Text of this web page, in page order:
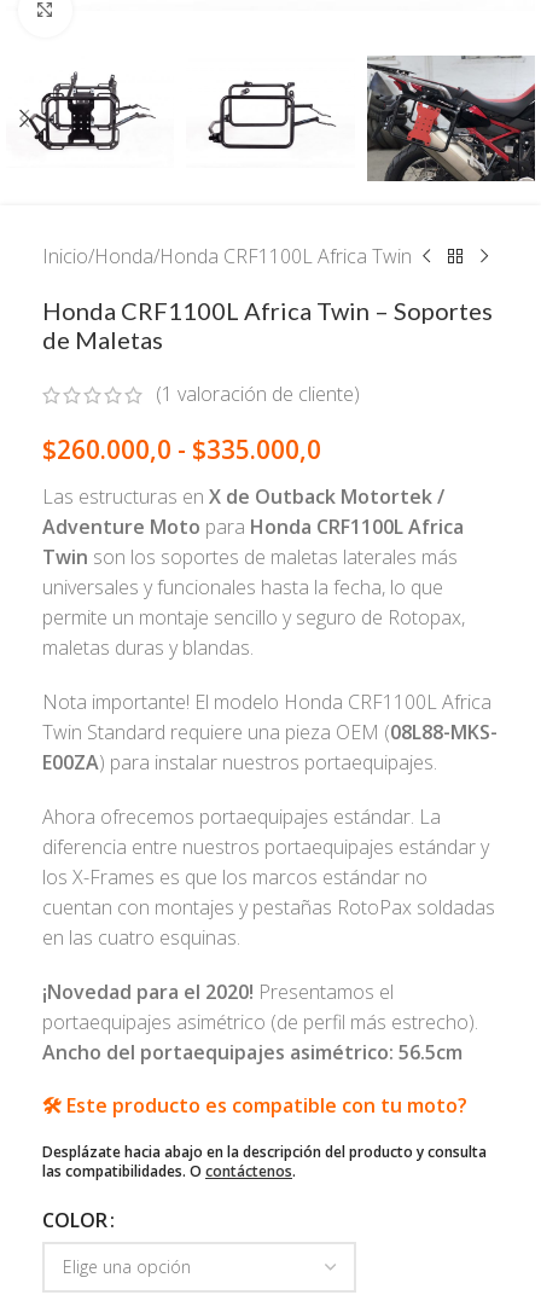
Inicio/Honda/Honda CRF1100L Africa Twin
Honda CRF1100L Africa Twin – Soportes
de Maletas
(1 valoración de cliente)
$260.000,0 - $335.000,0
Las estructuras en X de Outback Motortek /
Adventure Moto para Honda CRF1100L Africa
Twin son los soportes de maletas laterales más
universales y funcionales hasta la fecha, lo que
permite un montaje sencillo y seguro de Rotopax,
maletas duras y blandas.
Nota importante! El modelo Honda CRF1100L Africa
Twin Standard requiere una pieza OEM (08L88-MKS-
E00ZA) para instalar nuestros portaequipajes.
Ahora ofrecemos portaequipajes estándar. La
diferencia entre nuestros portaequipajes estándar y
los X-Frames es que los marcos estándar no
cuentan con montajes y pestañas RotoPax soldadas
en las cuatro esquinas.
¡Novedad para el 2020! Presentamos el
portaequipajes asimétrico (de perfil más estrecho).
Ancho del portaequipajes asimétrico: 56.5cm
🛠️ Este producto es compatible con tu moto?
Desplázate hacia abajo en la descripción del producto y consulta
las compatibilidades. O contáctenos.
COLOR